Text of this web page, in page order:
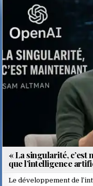
« La singularité, c’est
que l’intelligence
Le développement de